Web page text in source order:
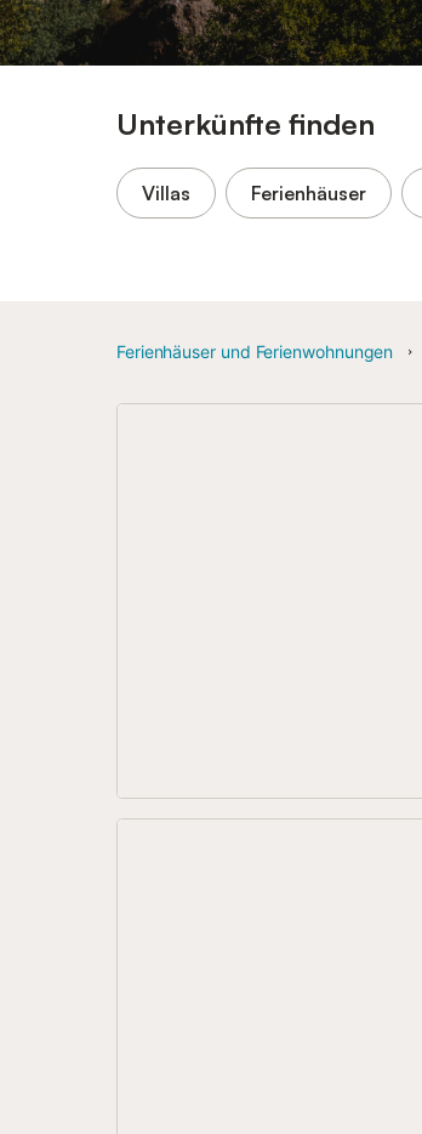
Unterkünfte finden
Villas Ferienhäuser
Ferienhäuser und Ferienwohnungen